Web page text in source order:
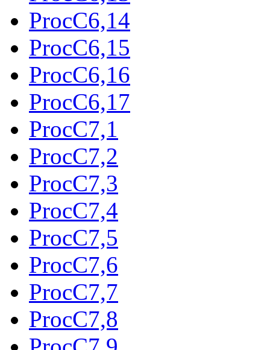
ProcC6,14
ProcC6,15
ProcC6,16
ProcC6,17
ProcC7,1
ProcC7,2
ProcC7,3
ProcC7,4
ProcC7,5
ProcC7,6
ProcC7,7
ProcC7,8